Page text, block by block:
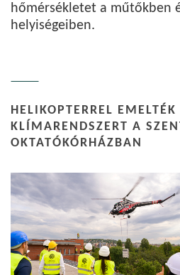
hőmérsékletet a műtőkben
helyiségeiben.
HELIKOPTERREL
KLÍMARENDSZERT A
OKTATÓKÓRHÁZBAN